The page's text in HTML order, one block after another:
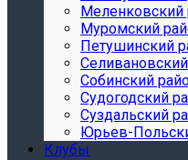
Меленковский
Муромский
Петушинский
Собинский
Судогодский
Суздальский
Юрьев-
Клубы